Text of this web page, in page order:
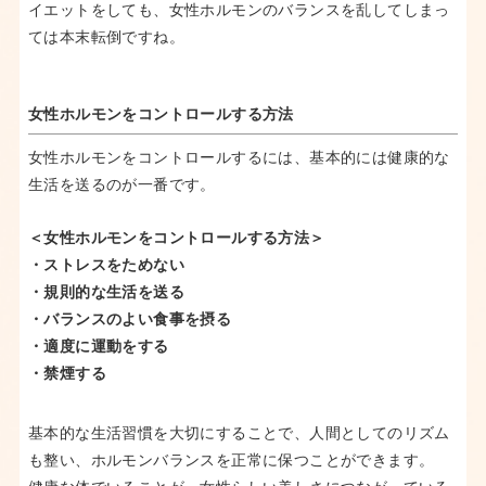
イエットをしても、女性ホルモンのバランスを乱してしまっ
ては本末転倒ですね。
女性ホルモンをコントロールする方法
女性ホルモンをコントロールするには、基本的には健康的な
生活を送るのが一番です。
＜女性ホルモンをコントロールする方法＞
・ストレスをためない
・規則的な生活を送る
・バランスのよい食事を摂る
・適度に運動をする
・禁煙する
基本的な生活習慣を大切にすることで、人間としてのリズム
も整い、ホルモンバランスを正常に保つことができます。